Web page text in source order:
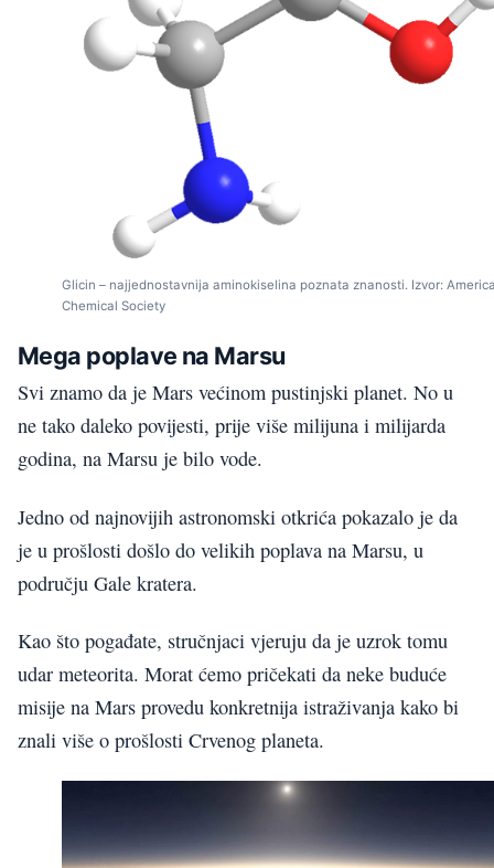
Glicin – najjednostavnija aminokiselina poznata znanosti. Izvor:
Chemical Society
Mega poplave na Marsu
Svi znamo da je Mars većinom pustinjski planet. No u
ne tako daleko povijesti, prije više milijuna i milijarda
godina, na Marsu je bilo vode.
Jedno od najnovijih astronomski otkrića pokazalo je da
je u prošlosti došlo do velikih poplava na Marsu, u
području Gale kratera.
Kao što pogađate, stručnjaci vjeruju da je uzrok tomu
udar meteorita. Morat ćemo pričekati da neke buduće
misije na Mars provedu konkretnija istraživanja kako bi
znali više o prošlosti Crvenog planeta.